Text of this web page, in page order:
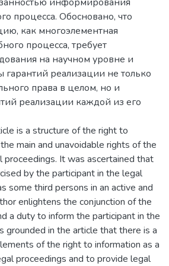
процесса. Обосновано, что
как многоэлементная
процесса, требует
на научном уровне и
гарантий реализации не только
права в целом, но и
реализации каждой из его
is a structure of the right to
main and unavoidable rights of the
proceedings. It was ascertained that
by the participant in the legal
some third persons in an active and
enlightens the conjunction of the
a duty to inform the participant in the
grounded in the article that there is a
of the right to information as a
proceedings and to provide legal